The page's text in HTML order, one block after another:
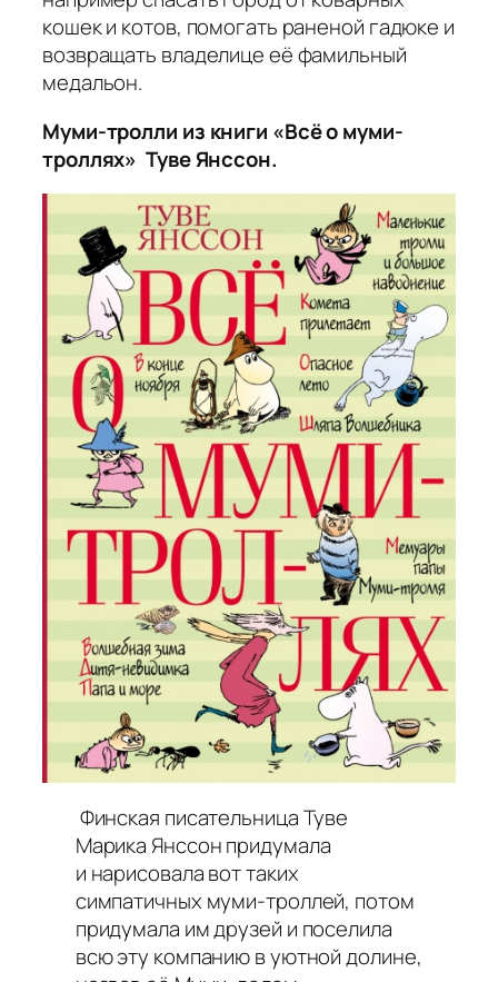
кошек и котов, помогать раненой гадюке и
возвращать владелице её фамильный
медальон.
Муми-тролли из книги «Всё о муми-
троллях» Туве Янссон.
Финская писательница Туве
Марика Янссон придумала
и нарисовала вот таких
симпатичных муми-троллей, потом
придумала им друзей и поселила
всю эту компанию в уютной долине,